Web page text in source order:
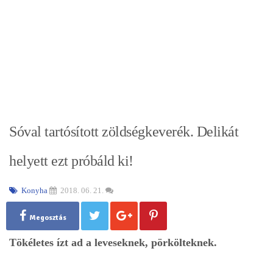
Sóval tartósított zöldségkeverék. Delikát
helyett ezt próbáld ki!
Konyha 2018. 06. 21.
Megosztás
Tökéletes ízt ad a leveseknek, pörkölteknek.